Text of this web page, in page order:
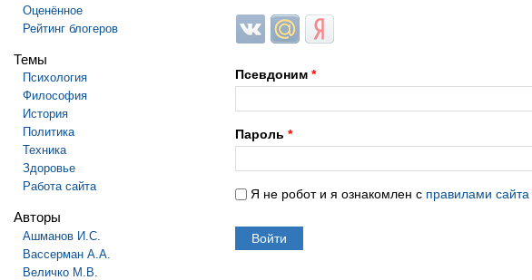
Оценённое
Рейтинг блогеров
Темы
Психология
Философия
История
Политика
Техника
Здоровье
Работа сайта
Авторы
Ашманов И.С.
Вассерман А.А.
Величко М.В.
Login with ВКонтакте
Login with Mail.ru
Login with Яндекс
Псевдоним *
Пароль *
Я не робот и я ознакомлен с правилами сайта